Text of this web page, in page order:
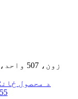
0086-15506671222 د